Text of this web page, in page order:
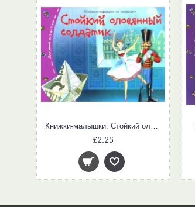
Книжки-малышки. Стойкий оловянный солдатик
£2.25